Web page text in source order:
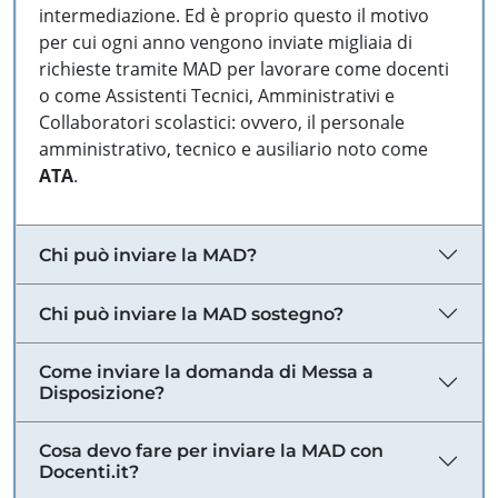
intermediazione. Ed è proprio questo il motivo
per cui ogni anno vengono inviate migliaia di
richieste tramite MAD per lavorare come docenti
o come Assistenti Tecnici, Amministrativi e
Collaboratori scolastici: ovvero, il personale
amministrativo, tecnico e ausiliario noto come
ATA.
Chi può inviare la MAD?
Chi può inviare la MAD sostegno?
Come inviare la domanda di Messa a
Disposizione?
Cosa devo fare per inviare la MAD con
Docenti.it?